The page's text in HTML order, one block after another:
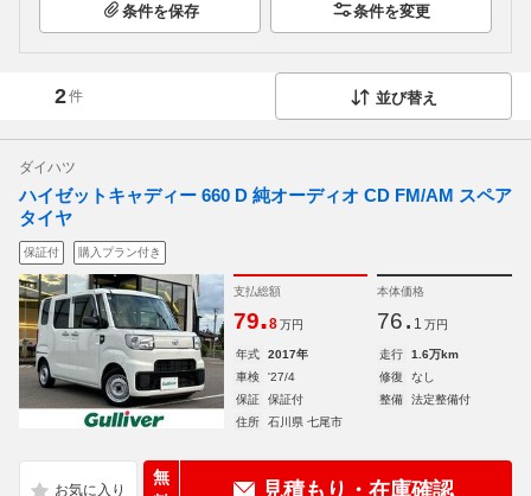
条件を保存 条件を変更
2件 並び替え
ダイハツ
ハイゼットキャディー 660 D 純オーディオ CD FM/AM スペア
タイヤ
保証付 購入プラン付き
支払総額
79.8 万円
本体価格
76. 1 万円
年式 2017年 走行
1.6万km
車検
'27/4 修復
なし
保証
保証付 整備
法定整備付
住所
石川県 七尾市
無
見積もり・在庫確認